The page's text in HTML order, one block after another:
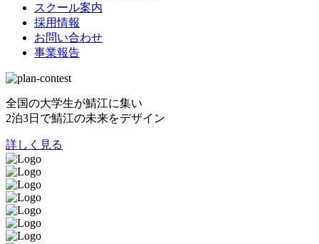
スクール案内
採用情報
お問い合わせ
事業報告
全国の大学生が鯖江に集い
2泊3日で鯖江の未来をデザイン
詳しく見る